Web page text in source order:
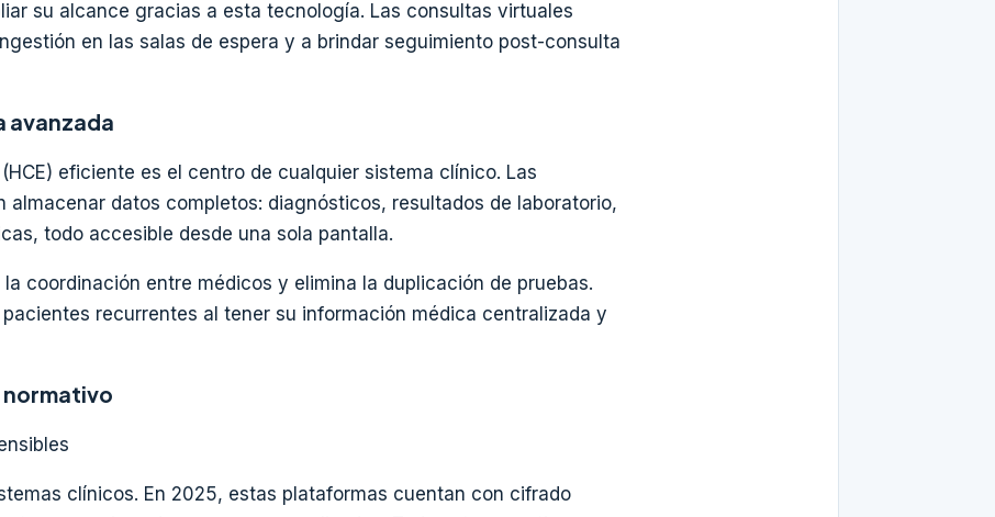
su alcance gracias a esta tecnología. Las consultas virtuales
en las salas de espera y a brindar seguimiento post-consulta
avanzada
eficiente es el centro de cualquier sistema clínico. Las
almacenar datos completos: diagnósticos, resultados de laboratorio,
todo accesible desde una sola pantalla.
coordinación entre médicos y elimina la duplicación de pruebas.
recurrentes al tener su información médica centralizada y
clínicos. En 2025, estas plataformas cuentan con cifrado